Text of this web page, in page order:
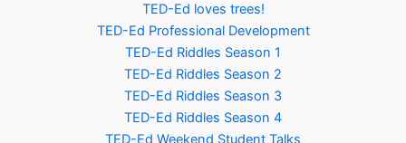
TED-Ed loves trees!
TED-Ed Professional Development
TED-Ed Riddles Season 1
TED-Ed Riddles Season 2
TED-Ed Riddles Season 3
TED-Ed Riddles Season 4
TED-Ed Weekend Student Talks